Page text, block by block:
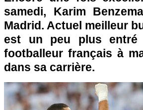
samedi, Karim
Madrid. Actuel meilleur
est un peu plus
footballeur français à
dans sa carrière.